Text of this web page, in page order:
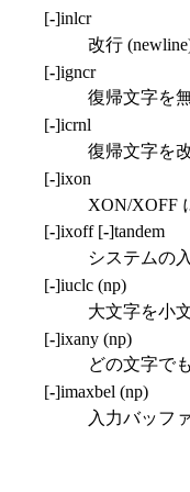
[-]inlcr
改行
[-]igncr
復帰文字を
[-]icrnl
復帰文字を
[-]ixon
XON/XOFF
[-]ixoff [-]tandem
システムの
[-]iuclc (np)
大文字を小
[-]ixany (np)
どの文字で
[-]imaxbel (np)
入力バッフ